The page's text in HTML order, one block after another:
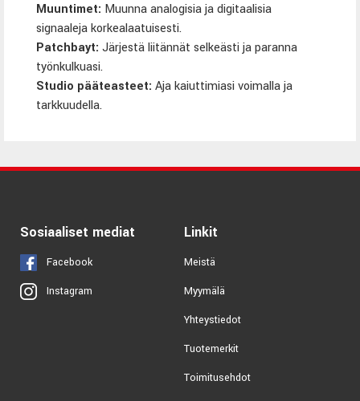
Muuntimet: Muunna analogisia ja digitaalisia
signaaleja korkealaatuisesti.
Patchbayt: Järjestä liitännät selkeästi ja paranna
työnkulkuasi.
Studio pääteasteet: Aja kaiuttimiasi voimalla ja
tarkkuudella.
Sosiaaliset mediat
Facebook
Instagram
Linkit
Meistä
Myymälä
Yhteystiedot
Tuotemerkit
Toimitusehdot